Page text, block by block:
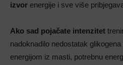
izvor energije i sve više
Ako sad pojačate intenzitet
nadoknadilo nedostatak
energijom iz masti, potrebnu